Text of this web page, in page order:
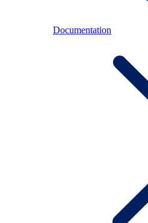
Documentation